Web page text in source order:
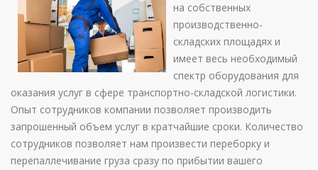
на собственных
производственно-
складских площадях и
имеет весь необходимый
спектр оборудования для
оказания услуг в сфере транспортно-складской логистики.
Опыт сотрудников компании позволяет производить
запрошенный объем услуг в кратчайшие сроки. Количество
сотрудников позволяет нам произвести переборку и
перепаллечивание груза сразу по прибытии вашего